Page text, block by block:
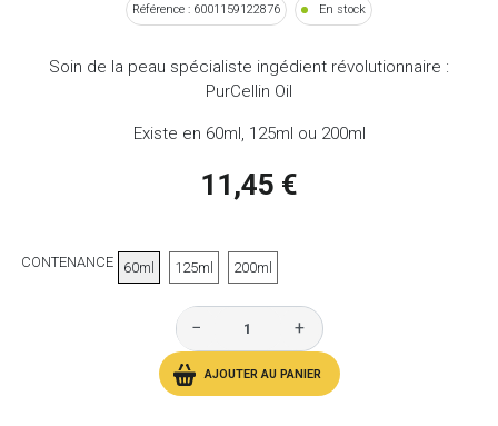
Référence : 6001159122876 En stock
Soin de la peau spécialiste ingédient révolutionnaire :
PurCellin Oil
Existe en 60ml, 125ml ou 200ml
11,45 €
CONTENANCE 60ml 125ml 200ml
− +
AJOUTER AU PANIER